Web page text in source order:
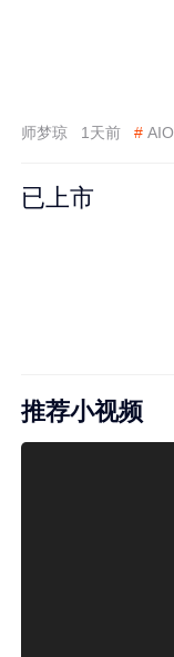
师梦琼 1天前 #
已上市
推荐小视频